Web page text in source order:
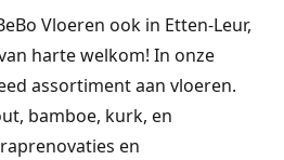
Vloeren ook in Etten-Leur,
harte welkom! In onze
assortiment aan vloeren.
bamboe, kurk, en
en